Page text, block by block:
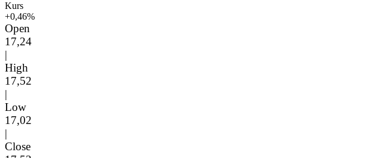
Kurs
+0,46%
Open
17,24
|
High
17,52
|
Low
17,02
|
Close